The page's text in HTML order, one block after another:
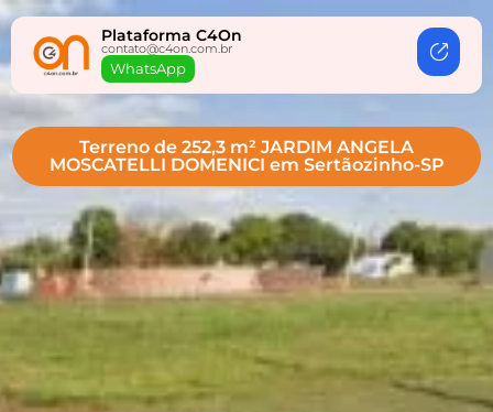
Plataforma C4On
contato@c4on.com.br
WhatsApp
Terreno de 252,3 m² JARDIM ANGELA
MOSCATELLI DOMENICI em Sertãozinho-SP